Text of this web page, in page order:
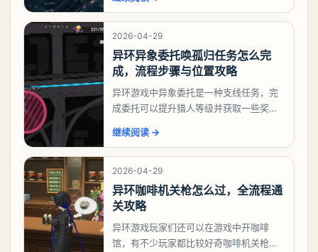
么做，下面就来告诉大家。异环异象委托
祸兮洄游任务攻略
2026-04-29
异环异象委托唤孤归任务怎么完
成，流程步骤与位置攻略
异环游戏中异象委托是一种支线任务，完
成委托可以提升猎人等级并获取一些奖
么做，今天游戏熊就来告诉大家。异环异
象委托唤孤归任务攻
继续阅读 →
2026-04-29
异环咖啡机关枪怎么过，全流程通
关攻略
异环游戏玩家们还可以在游戏中开咖啡
馆，有不少玩家都比较好奇咖啡机关枪应